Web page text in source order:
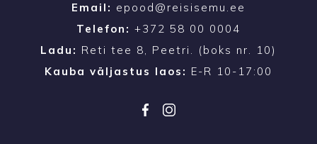
Email: epood@reisisemu.ee
Telefon: +372 58 00 0004
Ladu: Reti tee 8, Peetri. (boks nr. 10)
Kauba väljastus laos: E-R 10-17:00